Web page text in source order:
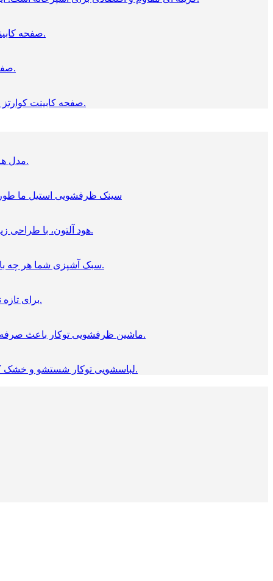
صفحه کابینت، لبه تخت ایتالیایی دارای کیفیت بسیار بالا است،که با روکش اچ پی ال ضخیم تولید می شود و مغزی نئوپان سبز، ضد آب دارد.
صفحه کابینت کورین، بسیار لوکس است و اتصالات بدون درز دارد، انعطاف پذیری بالا، نگهداری آسان، و ایدآل برای آشپزخانه است.
صفحه کابینت کوارتز سخت ترین سطوح سنگی را دارد، که از مواد معدنی موجود در طبیعت ساخته شده اند، و بسیار مناسب کابینت آشپزخانه هستند.
مدل های مختلف اجاق گازهای رومیزی و توکار ما، را با برند آلتون، در انواع گازی، برقی یا القایی یکی را برای آشپزخانه خود خرید کنید.
سینک ظرفشویی استیل ما
هود آلتون، با طراحی زیبا و عملکردی بی نقص، در همه مدل ها با دقت طراحی شده است تا در آشپزخانه شما سخت کار کند و فوق العاده به نظر برسد.
سبک آشپزی شما هر چه باشد، فر و مایکروویو های تکی و دوتایی آلتون به طور خاص برای ارائه گزینه هایی متناسب با آنچه شما نیاز دارید ایجاد شده است.
برای تازه نگه داشتن مواد غذایی یخجال حیاتی است. محصولات توکار بوش مناسب برای هر آشپزخانه ای است. که استاندارد طراحی شده.
ماشین ظرفشویی توکار باعث صرفه‌ جویی در وقت شما می‌شود. این ظرفشویی ها از جدیدترین فناوری ها استفاده می کنند، که «شستن ظرف‌ها» را، آسان می‌کند.
لباسشویی توکار شستشو و خشک کردن راحت را فراهم می کند، و به پارچه ها آسیب نمی زند، در عین حال مصرف آب را کاهش می دهد و مصرف برق کمی دارد.